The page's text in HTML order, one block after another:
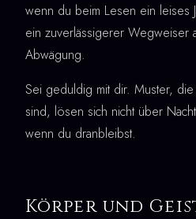
wenn du beim Lesen ein leises
ein zuverlässigerer Wegweiser
Abwägung.
Sei geduldig mit dir. Muster,
sind, lösen sich nicht über
wenn du dranbleibst.
Körper und